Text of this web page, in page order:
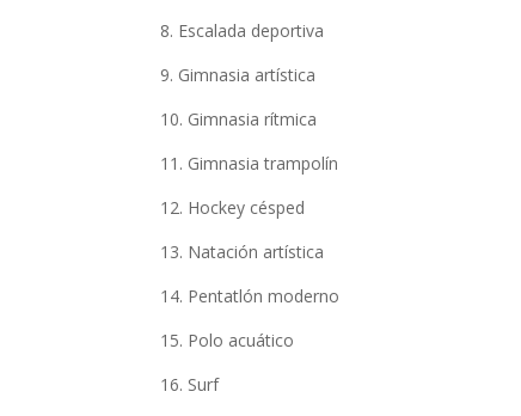
8. Escalada deportiva
9. Gimnasia artística
10. Gimnasia rítmica
11. Gimnasia trampolín
12. Hockey césped
13. Natación artística
14. Pentatlón moderno
15. Polo acuático
16. Surf